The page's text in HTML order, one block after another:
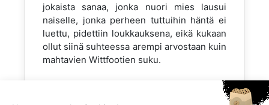
jokaista sanaa, jonka nuori mies lausui
naiselle, jonka perheen tuttuihin häntä ei
luettu, pidettiin loukkauksena, eikä kukaan
ollut siinä suhteessa arempi arvostaan kuin
mahtavien Wittfootien suku.